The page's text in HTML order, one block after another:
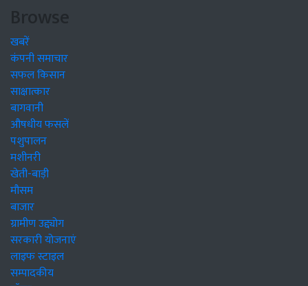
Browse
खबरें
कंपनी समाचार
सफल किसान
साक्षात्कार
बागवानी
औषधीय फसलें
पशुपालन
मशीनरी
खेती-बाड़ी
मौसम
बाजार
ग्रामीण उद्द्योग
सरकारी योजनाएं
लाइफ स्टाइल
सम्पादकीय